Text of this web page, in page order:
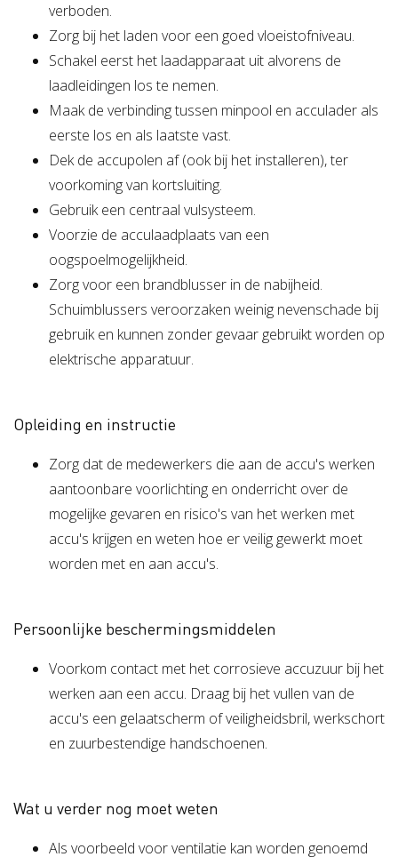
verboden.
Zorg bij het laden voor een goed vloeistofniveau.
Schakel eerst het laadapparaat uit alvorens de
laadleidingen los te nemen.
Maak de verbinding tussen minpool en acculader als
eerste los en als laatste vast.
Dek de accupolen af (ook bij het installeren), ter
voorkoming van kortsluiting.
Gebruik een centraal vulsysteem.
Voorzie de acculaadplaats van een
oogspoelmogelijkheid.
Zorg voor een brandblusser in de nabijheid.
Schuimblussers veroorzaken weinig nevenschade bij
gebruik en kunnen zonder gevaar gebruikt worden op
elektrische apparatuur.
Opleiding en instructie
Zorg dat de medewerkers die aan de accu's werken
aantoonbare voorlichting en onderricht over de
mogelijke gevaren en risico's van het werken met
accu's krijgen en weten hoe er veilig gewerkt moet
worden met en aan accu's.
Persoonlijke beschermingsmiddelen
Voorkom contact met het corrosieve accuzuur bij het
werken aan een accu. Draag bij het vullen van de
accu's een gelaatscherm of veiligheidsbril, werkschort
en zuurbestendige handschoenen.
Wat u verder nog moet weten
Als voorbeeld voor ventilatie kan worden genoemd